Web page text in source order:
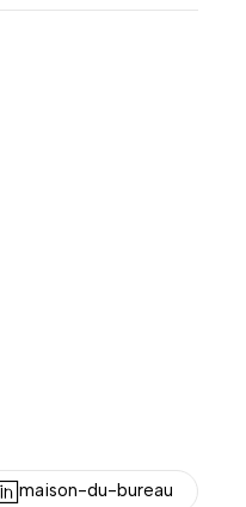
maison-du-bureau